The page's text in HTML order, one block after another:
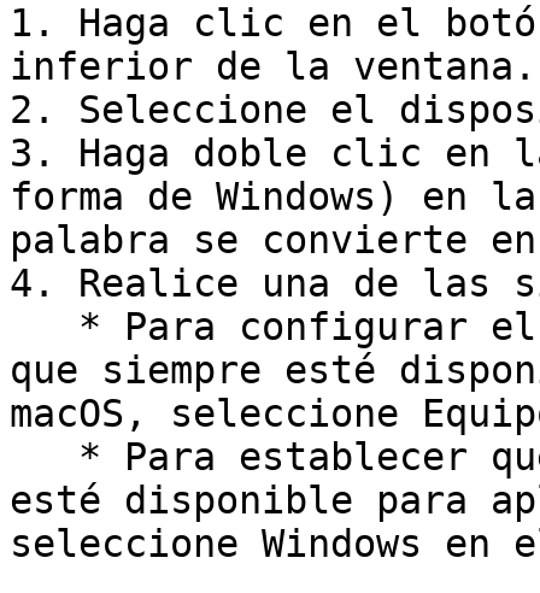
1. Haga clic en el
inferior de la ventana.
2. Seleccione el
3. Haga doble clic en
forma de Windows) en
palabra se convierte en
4. Realice una de las
que siempre esté
macOS, seleccione
esté disponible para
seleccione Windows en